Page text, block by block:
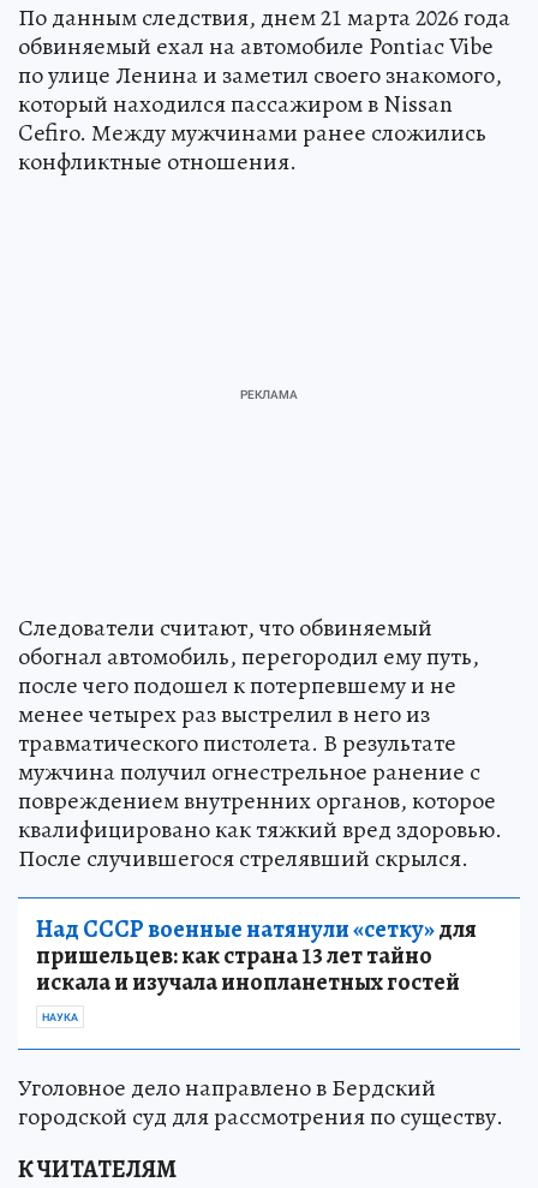
По данным следствия, днем 21 марта 2026 года
обвиняемый ехал на автомобиле Pontiac Vibe
по улице Ленина и заметил своего знакомого,
который находился пассажиром в Nissan
Cefiro. Между мужчинами ранее сложились
конфликтные отношения.
Следователи считают, что обвиняемый
обогнал автомобиль, перегородил ему путь,
после чего подошел к потерпевшему и не
менее четырех раз выстрелил в него из
травматического пистолета. В результате
мужчина получил огнестрельное ранение с
повреждением внутренних органов, которое
квалифицировано как тяжкий вред здоровью.
После случившегося стрелявший скрылся.
Над СССР военные натянули «сетку»для
пришельцев: как страна 13 лет тайно
искала и изучала инопланетных гостей
НАУКА
Уголовное дело направлено в Бердский
городской суд для рассмотрения по существу.
К ЧИТАТЕЛЯМ